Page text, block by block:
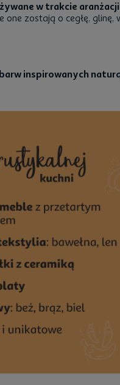
w trakcie
zostają o cegłę, glinę,
inspirowanych